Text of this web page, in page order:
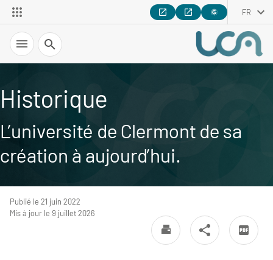
FR
Recherche
Historique
L’université de Clermont de sa
création à aujourd’hui.
Publié le 21 juin 2022
Mis à jour le 9 juillet 2026